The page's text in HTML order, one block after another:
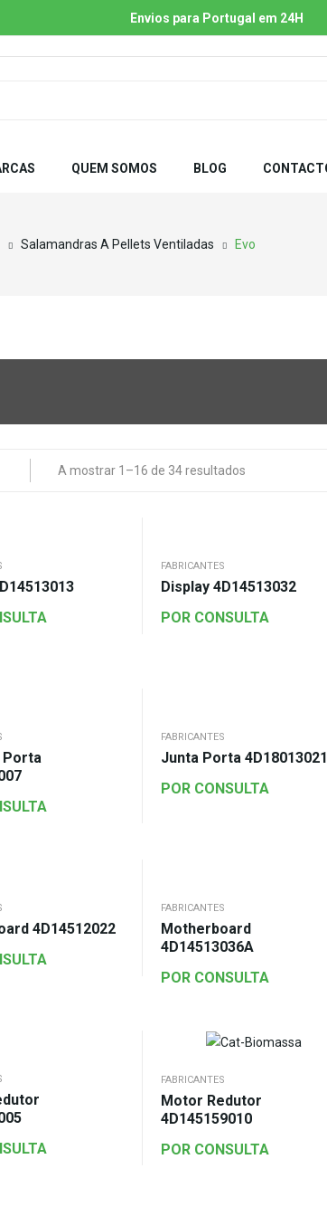
Envios para Portugal em 24H
QUEM SOMOS BLOG
Salamandras A Pellets Ventiladas Evo
A mostrar 1–16 de 34 resultados
FABRICANTES
Display 4D14513032
POR CONSULTA
Porta
FABRICANTES
Junta Porta
POR CONSULTA
4D14512022
FABRICANTES
Motherboard
4D14513036A
POR CONSULTA
FABRICANTES
Motor Redutor
4D145159010
POR CONSULTA